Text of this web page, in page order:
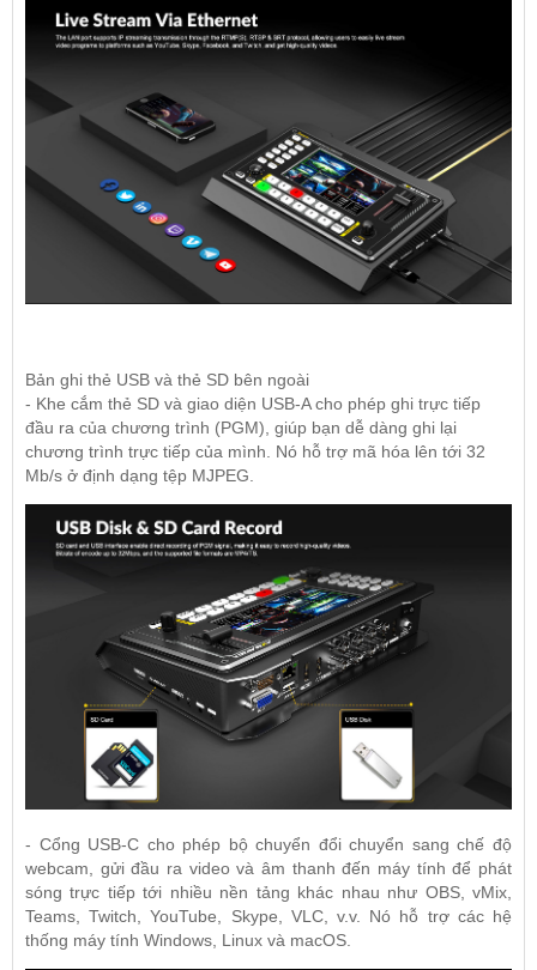
Bản ghi thẻ USB và thẻ SD bên ngoài
- Khe cắm thẻ SD và giao diện USB-A cho phép ghi trực tiếp
đầu ra của chương trình (PGM), giúp bạn dễ dàng ghi lại
chương trình trực tiếp của mình. Nó hỗ trợ mã hóa lên tới 32
Mb/s ở định dạng tệp MJPEG.
- Cổng USB-C cho phép bộ chuyển đổi chuyển sang chế độ
webcam, gửi đầu ra video và âm thanh đến máy tính để phát
sóng trực tiếp tới nhiều nền tảng khác nhau như OBS, vMix,
Teams, Twitch, YouTube, Skype, VLC, v.v. Nó hỗ trợ các hệ
thống máy tính Windows, Linux và macOS.